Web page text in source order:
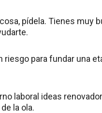
pídela. Tienes muy
riesgo para fundar una
laboral ideas
la ola.